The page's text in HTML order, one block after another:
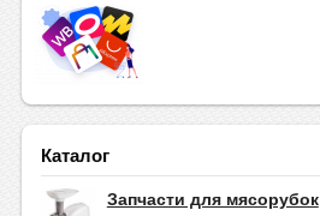
Каталог
Запчасти для мясорубок